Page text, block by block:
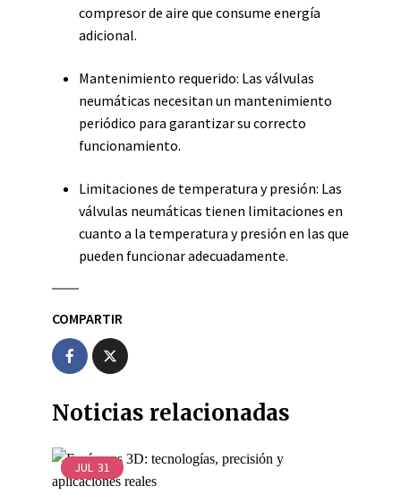
compresor de aire que consume energía
adicional.
Mantenimiento requerido: Las válvulas
neumáticas necesitan un mantenimiento
periódico para garantizar su correcto
funcionamiento.
Limitaciones de temperatura y presión: Las
válvulas neumáticas tienen limitaciones en
cuanto a la temperatura y presión en las que
pueden funcionar adecuadamente.
COMPARTIR
Noticias relacionadas
JUL 31